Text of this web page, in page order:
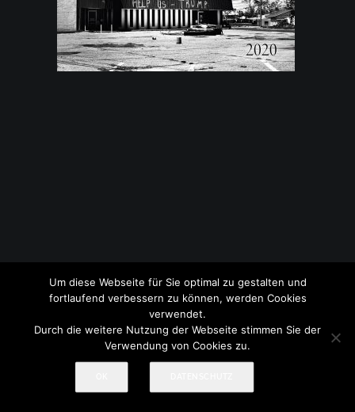
© 2017-2026 Treml FotografieImpressum|Datenschutz
Um diese Webseite für Sie optimal zu gestalten und
fortlaufend verbessern zu können, werden Cookies
verwendet.
Durch die weitere Nutzung der Webseite stimmen Sie der
Verwendung von Cookies zu.